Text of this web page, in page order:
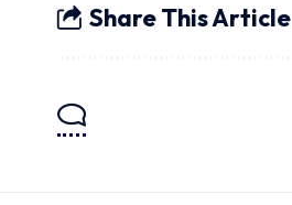
Share This Article